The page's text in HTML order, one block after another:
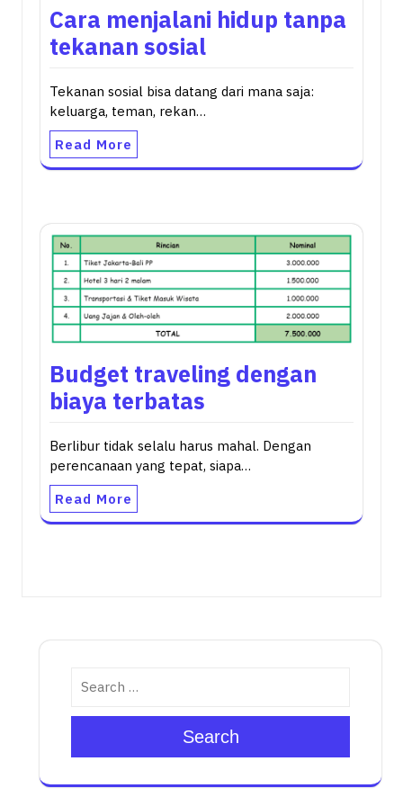
Cara menjalani hidup tanpa
tekanan sosial
Tekanan sosial bisa datang dari mana saja:
keluarga, teman, rekan…
Read More
Budget traveling dengan
biaya terbatas
Berlibur tidak selalu harus mahal. Dengan
perencanaan yang tepat, siapa…
Read More
Search